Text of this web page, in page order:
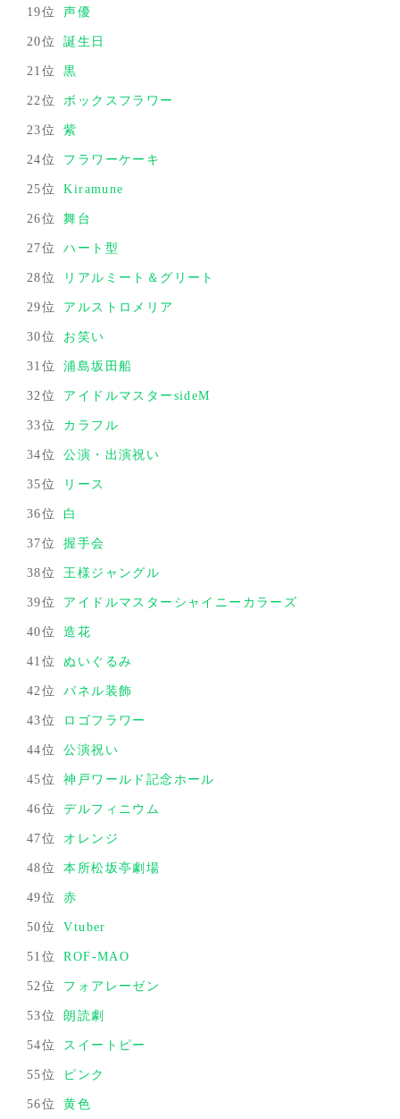
19位 声優
20位 誕生日
21位 黒
22位 ボックスフラワー
23位 紫
24位 フラワーケーキ
25位 Kiramune
26位 舞台
27位 ハート型
28位 リアルミート＆グリート
29位 アルストロメリア
30位 お笑い
31位 浦島坂田船
32位 アイドルマスターsideM
33位 カラフル
34位 公演・出演祝い
35位 リース
36位 白
37位 握手会
38位 王様ジャングル
39位 アイドルマスターシャイニーカラーズ
40位 造花
41位 ぬいぐるみ
42位 パネル装飾
43位 ロゴフラワー
44位 公演祝い
45位 神戸ワールド記念ホール
46位 デルフィニウム
47位 オレンジ
48位 本所松坂亭劇場
49位 赤
50位 Vtuber
51位 ROF-MAO
52位 フォアレーゼン
53位 朗読劇
54位 スイートピー
55位 ピンク
56位 黄色